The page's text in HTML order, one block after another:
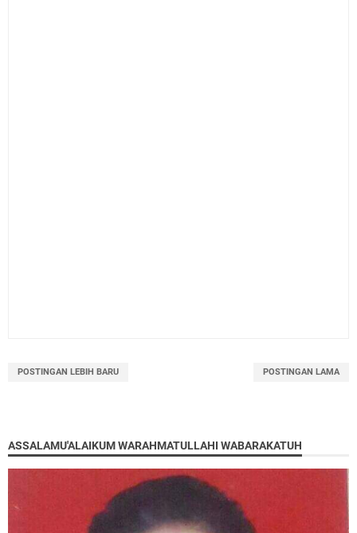
POSTINGAN LEBIH BARU POSTINGAN LAMA
ASSALAMU'ALAIKUM WARAHMATULLAHI WABARAKATUH